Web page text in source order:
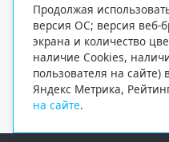
Продолжая
версия ОС; версия веб-
экрана и количество
наличие Cookies,
пользователя на
Яндекс Метрика,
на сайте.